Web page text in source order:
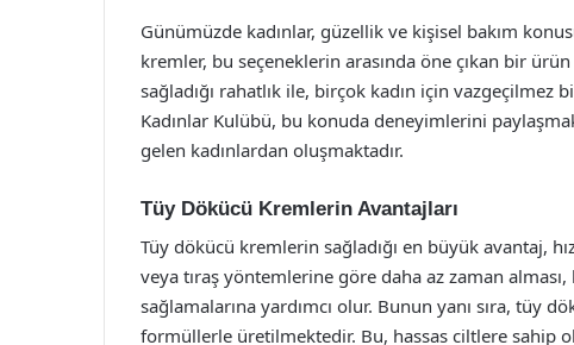
Günümüzde kadınlar, güzellik ve kişisel bakım
kremler, bu seçeneklerin arasında öne çıkan bir
sağladığı rahatlık ile, birçok kadın için
Kadınlar Kulübü, bu konuda deneyimlerini
gelen kadınlardan oluşmaktadır.
Tüy Dökücü Kremlerin Avantajları
Tüy dökücü kremlerin sağladığı en büyük avantaj,
veya tıraş yöntemlerine göre daha az zaman
sağlamalarına yardımcı olur. Bunun yanı sıra, tüy
formüllerle üretilmektedir. Bu, hassas ciltlere sahip